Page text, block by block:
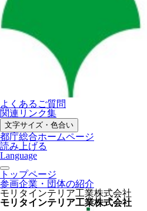
よくあるご質問
関連リンク集
文字サイズ・色合い
都庁総合ホームページ
読み上げる
Language
トップページ
参画企業・団体の紹介
モリタインテリア工業株式会社
モリタインテリア工業株式会社